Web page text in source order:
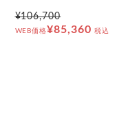
¥106,700
WEB価格¥85,360 税込